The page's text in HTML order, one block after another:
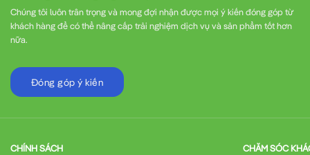
Chúng tôi luôn trân trọng và mong đợi nhận được mọi ý kiến đóng góp từ
khách hàng để có thể nâng cấp trải nghiệm dịch vụ và sản phẩm tốt hơn
nữa.
Đóng góp ý kiến
CHÍNH SÁCH CHĂM SÓC